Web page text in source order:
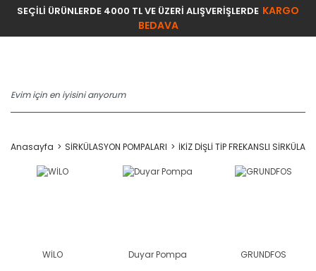
SEÇİLİ ÜRÜNLERDE 4000 TL VE ÜZERİ ALIŞVERİŞLERDE KARGO
BEDAVA
Anasayfa SİRKÜLASYON POMPALARI İKİZ DİŞLİ TİP FREKANSLI
WİLO Duyar Pompa GRUNDFOS